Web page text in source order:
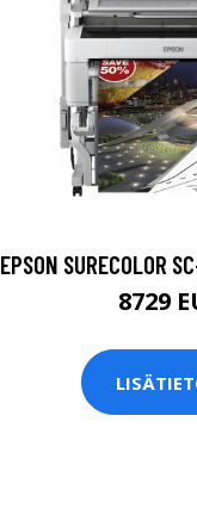
EPSON SURECOLOR
8729